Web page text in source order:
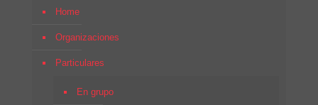
Home
Organizaciones
Particulares
En grupo